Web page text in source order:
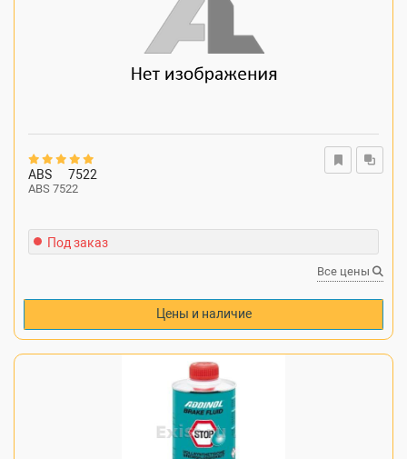
ABS 7522
ABS 7522
Под заказ
Все цены
Цены и наличие